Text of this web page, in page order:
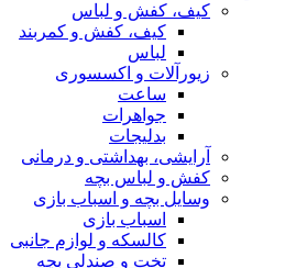
کیف، کفش و لباس
کیف، کفش و کمربند
لباس
زیورآلات و اکسسوری
ساعت
جواهرات
بدلیجات
آرایشی، بهداشتی و درمانی
کفش و لباس بچه
وسایل بچه و اسباب بازی
اسباب بازی
کالسکه و لوازم جانبی
تخت و صندلی بچه